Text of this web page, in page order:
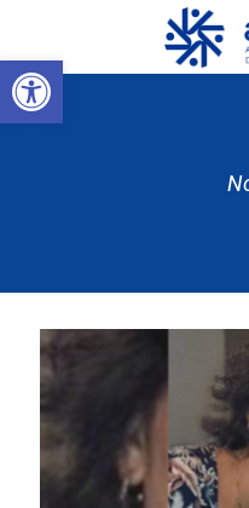
Abrir a barra de ferramentas